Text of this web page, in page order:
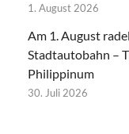
1. August 2026
Am 1. August
Stadtautobahn –
Philippinum
30. Juli 2026